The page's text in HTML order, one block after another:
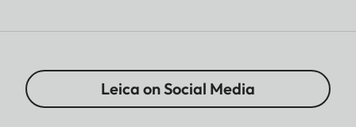
Leica on Social Media